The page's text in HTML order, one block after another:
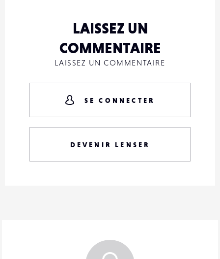
LAISSEZ UN
COMMENTAIRE
LAISSEZ UN COMMENTAIRE
SE CONNECTER
DEVENIR LENSER